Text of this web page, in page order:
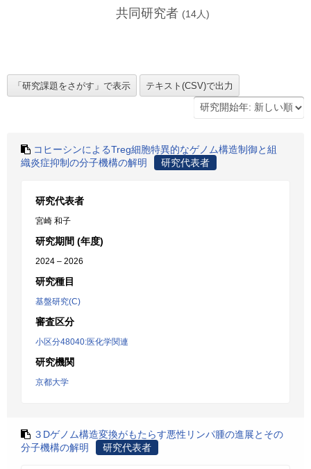
共同研究者 (14人)
コヒーシンによるTreg細胞特異的なゲノム構造制御と組
織炎症抑制の分子機構の解明
研究代表者
研究代表者
宮崎 和子
研究期間 (年度)
2024 – 2026
研究種目
基盤研究(C)
審査区分
小区分48040:医化学関連
研究機関
京都大学
３Dゲノム構造変換がもたらす悪性リンパ腫の進展とその
分子機構の解明
研究代表者